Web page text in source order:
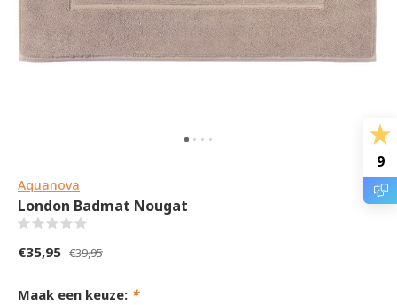
Aquanova
London Badmat Nougat
€35,95 €39,95
Maak een keuze: *
9